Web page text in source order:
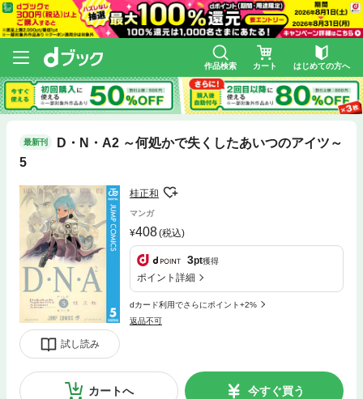
作品検索 カート はじめての方へ
最新刊
D・N・A2 ～何処かで失くしたあいつのアイツ～
5
試し読み
桂正和
マンガ
408(税込)
3pt獲得
ポイント詳細
dカード利用でさらにポイント+2%
返品不可
カートへ 今すぐ買う